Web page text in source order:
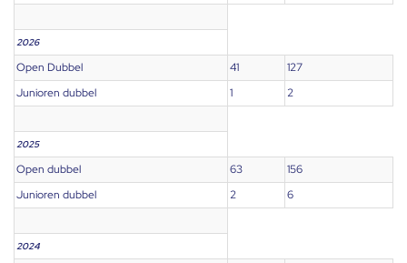
2026
Open Dubbel 41
127
Junioren dubbel
1 2
2025
Open dubbel 63
156
Junioren dubbel
2 6
2024